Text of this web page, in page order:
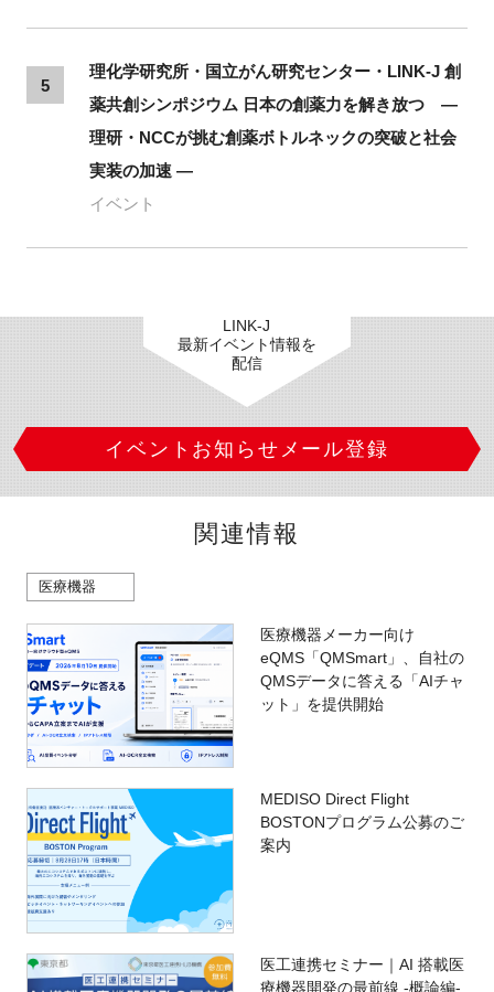
5
理化学研究所・国立がん研究センター・LINK-J 創
薬共創シンポジウム 日本の創薬力を解き放つ ―
理研・NCCが挑む創薬ボトルネックの突破と社会
実装の加速 ―
イベント
LINK-J
最新イベント情報を
配信
イベントお知らせメール登録
関連情報
医療機器
医療機器メーカー向け
eQMS「QMSmart」、自社の
QMSデータに答える「AIチャ
ット」を提供開始
MEDISO Direct Flight
BOSTONプログラム公募のご
案内
医工連携セミナー｜AI 搭載医
療機器開発の最前線 -概論編-